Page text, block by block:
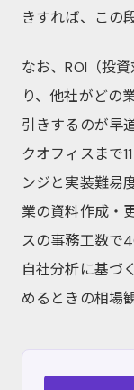
きすれば、この
なお、ROI（投
り、他社がどの
引きするのが早
クオフィスまで
ンジと実装難易
業の資料作成・
スの事務工数で
自社分析に基づ
めるときの相場